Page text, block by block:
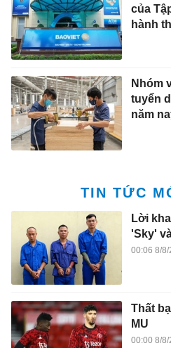
của
hành
Nhóm
tuyển
năm
TIN TỨC
Lời
'Sky'
00:06 8/8/
Thất
MU
00:00 8/8/